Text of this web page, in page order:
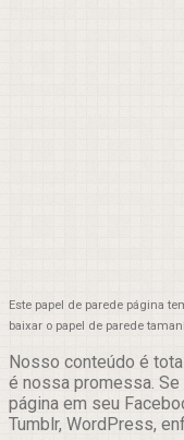
Este papel de parede página
baixar o papel de parede
Nosso conteúdo é
é nossa promessa.
página em seu
Tumblr, WordPress,